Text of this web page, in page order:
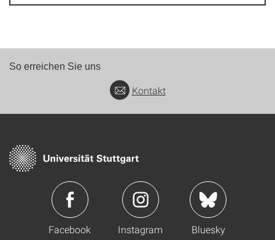
So erreichen Sie uns
Kontakt
Facebook Instagram Bluesky